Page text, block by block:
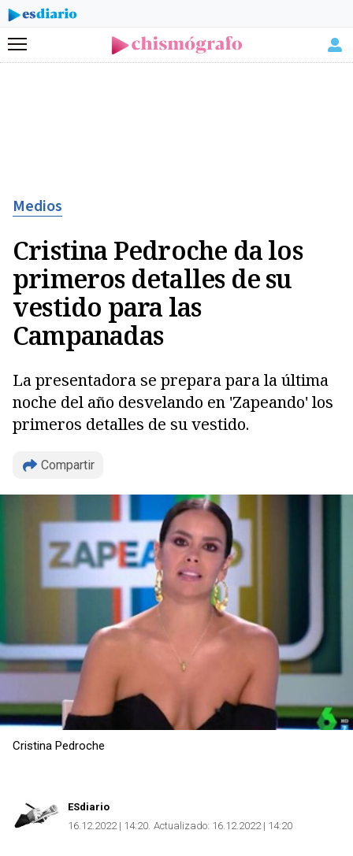
Menú
Medios
Cristina Pedroche da los
primeros detalles de su
vestido para las
Campanadas
La presentadora se prepara para la última
noche del año desvelando en 'Zapeando' los
primeros detalles de su vestido.
Compartir
Copiar
Cristina Pedroche
ESdiario
16.12.2022 | 14:20 Actualizado: 16.12.2022 | 14:20